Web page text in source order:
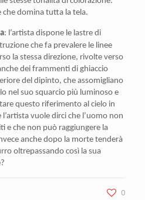
che domina tutta la tela.
: l’artista dispone le lastre di
che fa prevalere le linee
la stessa direzione, rivolte verso
dei frammenti di ghiaccio
del dipinto, che assomigliano
nel suo squarcio più luminoso e
questo riferimento al cielo in
vuole dirci che l’uomo non
e che non può raggiungere la
anche dopo la morte tenderà
oltrepassando così la sua
0